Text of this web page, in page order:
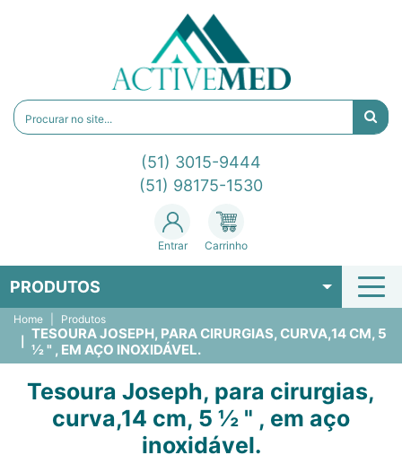
(51) 3015-9444
(51) 98175-1530
Entrar Carrinho
PRODUTOS
Home Produtos
TESOURA JOSEPH, PARA CIRURGIAS, CURVA,14 CM, 5
½ " , EM AÇO INOXIDÁVEL.
Tesoura Joseph, para cirurgias,
curva,14 cm, 5 ½ " , em aço
inoxidável.